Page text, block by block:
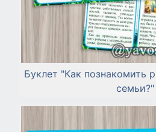
Буклет "Как познакомить
семьи?"